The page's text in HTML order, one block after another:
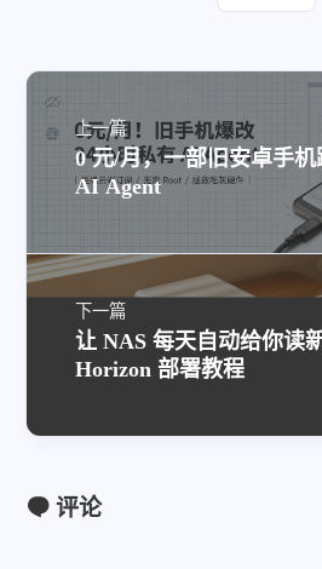
上一篇
0 元/月，一部旧安卓手
AI Agent
下一篇
让 NAS 每天自动给你
Horizon 部署教程
评论